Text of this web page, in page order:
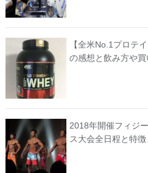
【全米No.1プロテ
の感想と飲み方や
2018年開催フィジ
ス大会全日程と特徴